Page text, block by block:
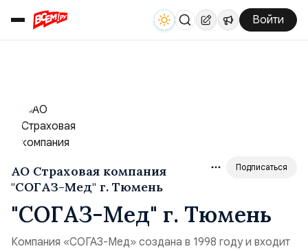
Войти
АО Страховая компания
"СОГАЗ-Мед" г. Тюмень
Подписаться
"СОГАЗ-Мед" г. Тюмень
Компания «СОГАЗ-Мед» создана в 1998 году и входит